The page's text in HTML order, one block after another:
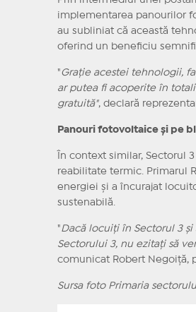
implementarea panourilor
au subliniat că această
oferind un beneficiu
"Grație acestei tehnologii,
ar putea fi acoperite în
gratuită", declară
Panouri fotovoltaice și pe
În context similar, Sectorul
reabilitate termic. Primarul
energiei și a încurajat
sustenabilă.
"Dacă locuiți în Sectorul 3
Sectorului 3, nu ezitați să
comunicat Robert Negoiță,
Sursa foto Primaria